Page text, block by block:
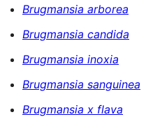
Brugmansia arborea
Brugmansia candida
Brugmansia inoxia
Brugmansia sanguinea
Brugmansia x flava